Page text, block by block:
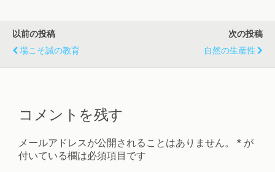
以前の投稿
場こそ誠の教育
次の投稿
自然の生産性
コメントを残す
メールアドレスが公開されることはありません。 * が
付いている欄は必須項目です